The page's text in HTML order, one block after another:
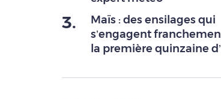
3.
Maïs : des ensilages qui
s’engagent
la première quinzaine